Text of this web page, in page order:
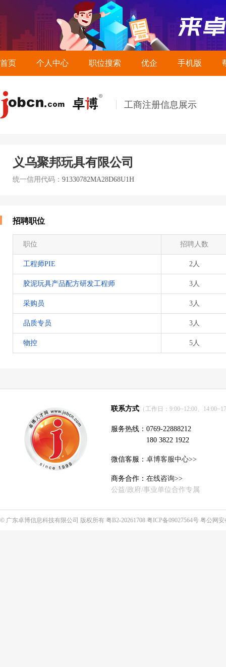
首页 个人中心 职位搜索 优企 手机版
工商注册信息展示
义乌聚邦玩具有限公司
统一信用代码： 91330782MA28D68U1H
招聘职位
职位 招聘人数
工程师PIE 2人
胶泥玩具产品配方研发工程师 3人
采购员 3人
品质专员 3人
物控 5人
联系方式 （工作日：9:00~12:00、
服务热线：0769-22888212
180 3822 1922
微信客服： 卓博客服中心>>
商务合作： 在线咨询>>
公益/政府/事业单位合作专属
© 广东卓博信息科技有限公司 版权所有 粤B2-20261708 粤ICP备09027564号 粤公网安